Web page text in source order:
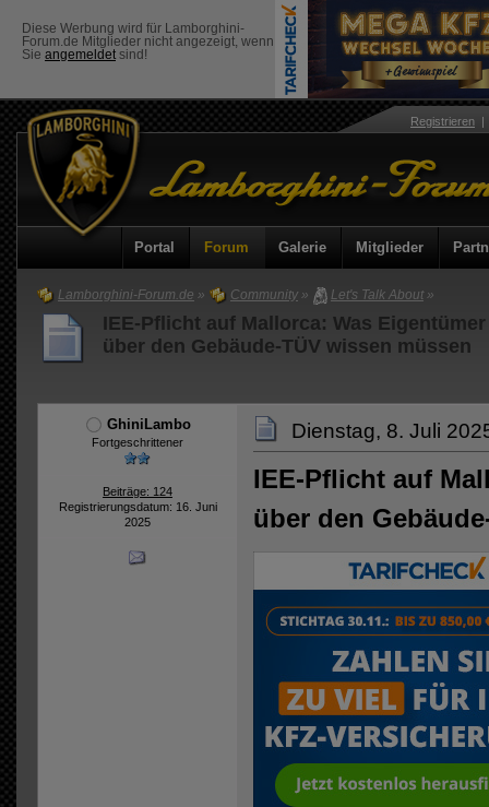
Diese Werbung wird für Lamborghini-
Forum.de Mitglieder nicht angezeigt, wenn
Sie angemeldet sind!
Registrieren
Portal Forum Galerie Mitglieder
Lamborghini-Forum.de » Community » Let's Talk About »
IEE-Pflicht auf Mallorca: Was Eigentümer
über den Gebäude-TÜV wissen müssen
GhiniLambo
Fortgeschrittener
Beiträge: 124
Registrierungsdatum: 16. Juni
2025
Dienstag, 8. Juli
IEE-Pflicht auf
über den